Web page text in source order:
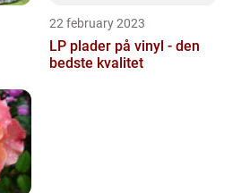
22 february 2023
LP plader på vinyl - den
bedste kvalitet